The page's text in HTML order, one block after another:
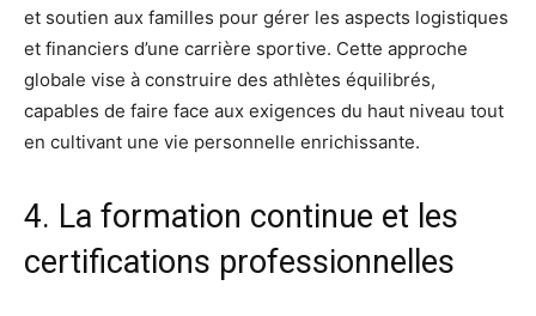
et soutien aux familles pour gérer les aspects logistiques
et financiers d’une carrière sportive. Cette approche
globale vise à construire des athlètes équilibrés,
capables de faire face aux exigences du haut niveau tout
en cultivant une vie personnelle enrichissante.
4. La formation continue et les
certifications professionnelles